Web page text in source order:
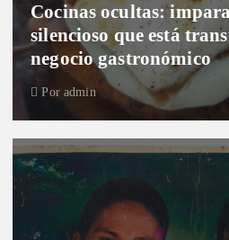
Cocinas ocultas:
silencioso que está
negocio gastronómico
Por admin